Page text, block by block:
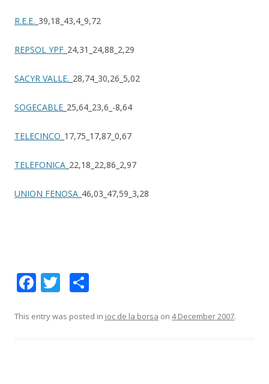
R.E.E. _39,18_43,4_9,72
REPSOL YPF _24,31_24,88_2,29
SACYR VALLE. _28,74_30,26_5,02
SOGECABLE _25,64_23,6_-8,64
TELECINCO _17,75_17,87_0,67
TELEFONICA _22,18_22,86_2,97
UNION FENOSA _46,03_47,59_3,28
F
e
T
itt ar
This entry was posted in joc de la borsa on 4 December 2007.